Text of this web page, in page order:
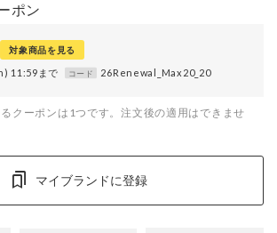
ポン
対象商品を見る
11:59まで コード 26Renewal_Max20_20
クーポンは1つです。注文後の適用はできませ
マイブランドに登録